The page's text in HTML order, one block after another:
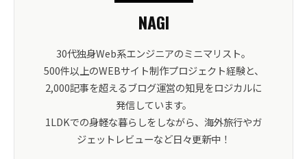
NAGI
30代独身Web系エンジニアのミニマリスト。
500件以上のWEBサイト制作プロジェクト経験と、
2,000記事を超えるブログ運営の知見をロジカルに
発信しています。
1LDKでの身軽な暮らしをしながら、海外旅行やガ
ジェットレビューなど日々更新中！